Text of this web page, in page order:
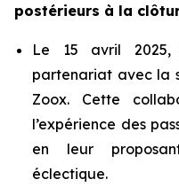
postérieurs à la
Le 15 avril
partenariat avec la
Zoox. Cette
l’expérience des
en leur
éclectique.